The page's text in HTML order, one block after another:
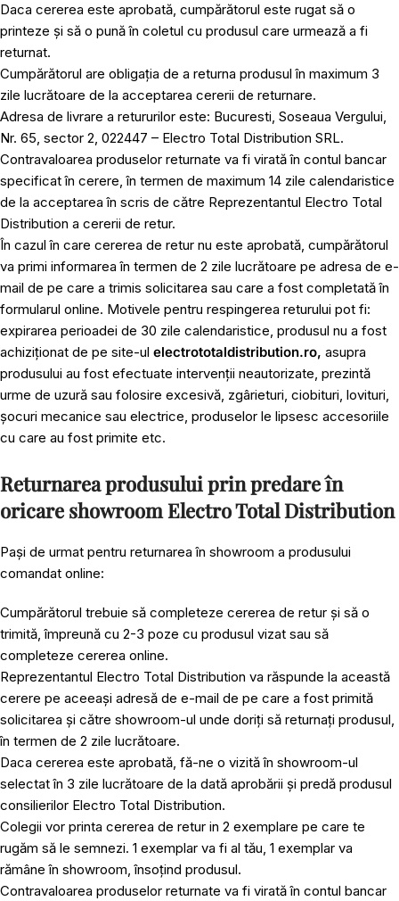
Daca cererea este aprobată, cumpărătorul este rugat să o
printeze și să o pună în coletul cu produsul care urmează a fi
returnat.
Cumpărătorul are obligația de a returna produsul în maximum 3
zile lucrătoare de la acceptarea cererii de returnare.
Adresa de livrare a retururilor este: Bucuresti, Soseaua Vergului,
Nr. 65, sector 2, 022447 – Electro Total Distribution SRL.
Contravaloarea produselor returnate va fi virată în contul bancar
specificat în cerere, în termen de maximum 14 zile calendaristice
de la acceptarea în scris de către Reprezentantul Electro Total
Distribution a cererii de retur.
În cazul în care cererea de retur nu este aprobată, cumpărătorul
va primi informarea în termen de 2 zile lucrătoare pe adresa de e-
mail de pe care a trimis solicitarea sau care a fost completată în
formularul online. Motivele pentru respingerea returului pot fi:
expirarea perioadei de 30 zile calendaristice, produsul nu a fost
achiziționat de pe site-ul electrototaldistribution.ro, asupra
produsului au fost efectuate intervenții neautorizate, prezintă
urme de uzură sau folosire excesivă, zgârieturi, ciobituri, lovituri,
șocuri mecanice sau electrice, produselor le lipsesc accesoriile
cu care au fost primite etc.
Returnarea produsului prin predare în
oricare showroom Electro Total Distribution
Pași de urmat pentru returnarea în showroom a produsului
comandat online:
Cumpărătorul trebuie să completeze cererea de retur și să o
trimită, împreună cu 2-3 poze cu produsul vizat sau să
completeze cererea online.
Reprezentantul Electro Total Distribution va răspunde la această
cerere pe aceeași adresă de e-mail de pe care a fost primită
solicitarea și către showroom-ul unde doriți să returnați produsul,
în termen de 2 zile lucrătoare.
Daca cererea este aprobată, fă-ne o vizită în showroom-ul
selectat în 3 zile lucrătoare de la dată aprobării și predă produsul
consilierilor Electro Total Distribution.
Colegii vor printa cererea de retur in 2 exemplare pe care te
rugăm să le semnezi. 1 exemplar va fi al tău, 1 exemplar va
rămâne în showroom, însoțind produsul.
Contravaloarea produselor returnate va fi virată în contul bancar